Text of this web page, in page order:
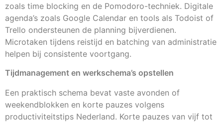
zoals time blocking en de Pomodoro-techniek. Digitale
agenda’s zoals Google Calendar en tools als Todoist of
Trello ondersteunen de planning bijverdienen.
Microtaken tijdens reistijd en batching van administratie
helpen bij consistente voortgang.
Tijdmanagement en werkschema’s opstellen
Een praktisch schema bevat vaste avonden of
weekendblokken en korte pauzes volgens
productiviteitstips Nederland. Korte pauzes van vijf tot